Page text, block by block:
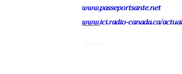
www.passeportsante.net
www.ici.radio-canada.ca/